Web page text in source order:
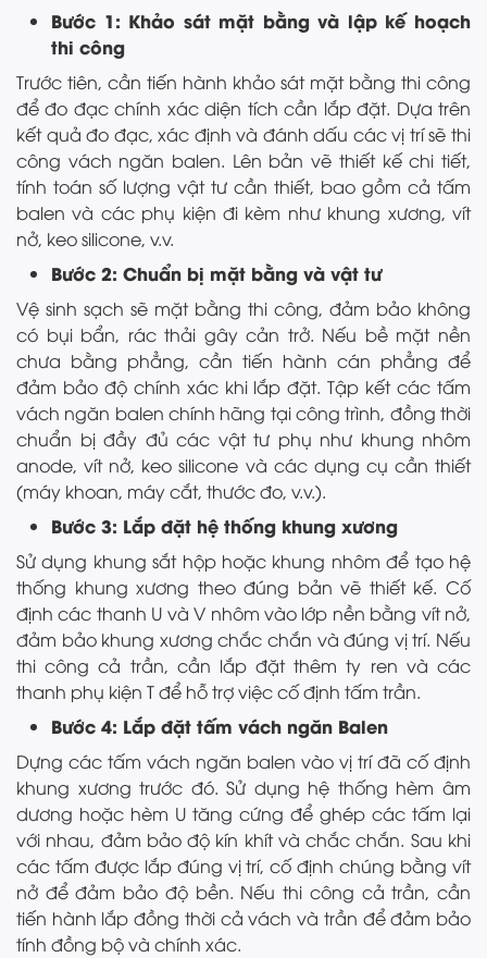
Bước 1: Khảo sát mặt bằng và lập kế hoạch
thi công
Trước tiên, cần tiến hành khảo sát mặt bằng thi công
để đo đạc chính xác diện tích cần lắp đặt. Dựa trên
kết quả đo đạc, xác định và đánh dấu các vị trí sẽ thi
công vách ngăn balen. Lên bản vẽ thiết kế chi tiết,
tính toán số lượng vật tư cần thiết, bao gồm cả tấm
balen và các phụ kiện đi kèm như khung xương, vít
nở, keo silicone, v.v.
Bước 2: Chuẩn bị mặt bằng và vật tư
Vệ sinh sạch sẽ mặt bằng thi công, đảm bảo không
có bụi bẩn, rác thải gây cản trở. Nếu bề mặt nền
chưa bằng phẳng, cần tiến hành cán phẳng để
đảm bảo độ chính xác khi lắp đặt. Tập kết các tấm
vách ngăn balen chính hãng tại công trình, đồng thời
chuẩn bị đầy đủ các vật tư phụ như khung nhôm
anode, vít nở, keo silicone và các dụng cụ cần thiết
(máy khoan, máy cắt, thước đo, v.v.).
Bước 3: Lắp đặt hệ thống khung xương
Sử dụng khung sắt hộp hoặc khung nhôm để tạo hệ
thống khung xương theo đúng bản vẽ thiết kế. Cố
định các thanh U và V nhôm vào lớp nền bằng vít nở,
đảm bảo khung xương chắc chắn và đúng vị trí. Nếu
thi công cả trần, cần lắp đặt thêm ty ren và các
thanh phụ kiện T để hỗ trợ việc cố định tấm trần.
Bước 4: Lắp đặt tấm vách ngăn Balen
Dựng các tấm vách ngăn balen vào vị trí đã cố định
khung xương trước đó. Sử dụng hệ thống hèm âm
dương hoặc hèm U tăng cứng để ghép các tấm lại
với nhau, đảm bảo độ kín khít và chắc chắn. Sau khi
các tấm được lắp đúng vị trí, cố định chúng bằng vít
nở để đảm bảo độ bền. Nếu thi công cả trần, cần
tiến hành lắp đồng thời cả vách và trần để đảm bảo
tính đồng bộ và chính xác.